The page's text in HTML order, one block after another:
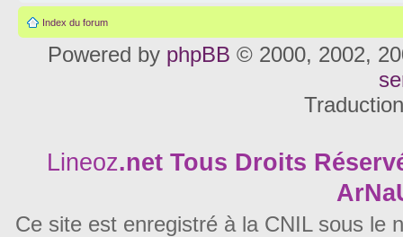
Index du forum
Powered by phpBB © 2000, 2002,
Lineoz.net Tous Droits
Ce site est enregistré à la CNIL sous le